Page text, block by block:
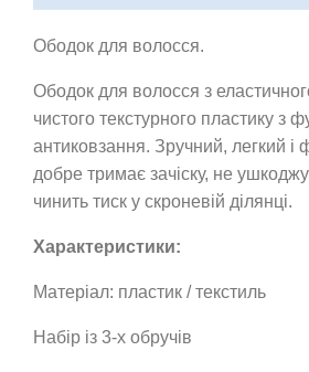
Ободок для волосся.
Ободок для волосся з
чистого текстурного пластику з
антиковзання. Зручний, легкий і
добре тримає зачіску, не
чинить тиск у скроневій ділянці.
Характеристики:
Матеріал: пластик / текстиль
Набір із 3-х обручів